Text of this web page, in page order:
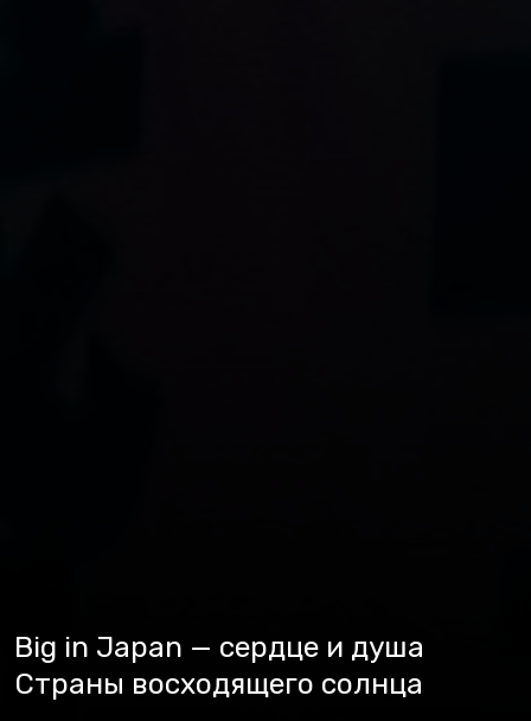
Big in Japan — сердце и душа
Страны восходящего солнца